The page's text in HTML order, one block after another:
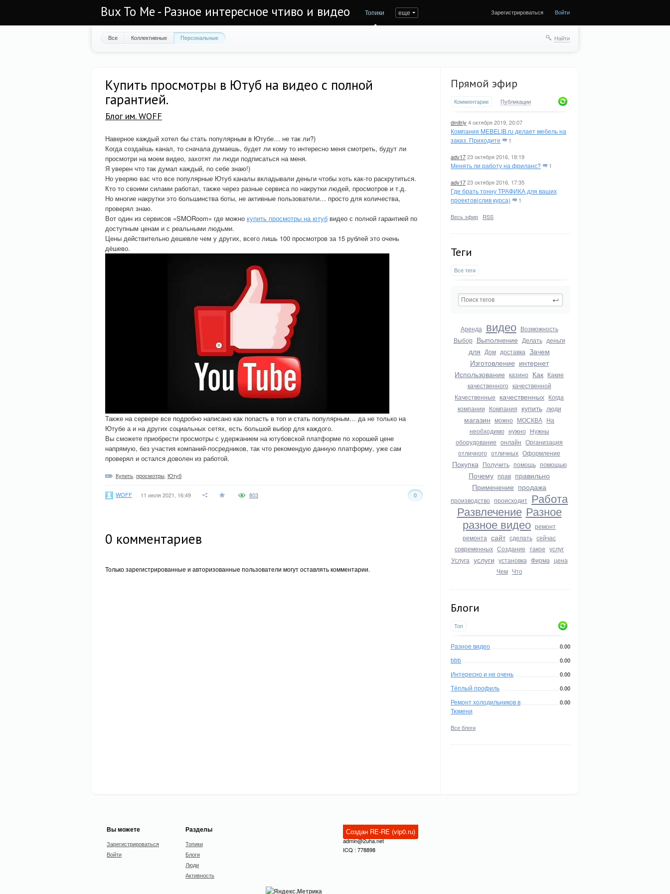
Bux To Me - Разное интересное чтиво и видео Топики еще Зарегистрироваться Войти
Все Коллективные Персональные Найти
Прямой эфир
Комментарии Публикации
dmitriy 4 октября 2019, 20:07
Компания MEBELIB.ru делает мебель на
заказ. Приходите
1
adv1723 октября 2016, 18:19
Менять ли работу на фриланс? 1
adv1723 октября 2016, 17:35
Где брать тонну ТРАФИКА для ваших
проектов(слив курса)
1
Весь эфир · RSS
Теги
Все теги
Аренда видео Возможность
Выбор Выполнение Делать деньги
для Дом доставка Зачем
Изготовление интернет
Использование казино Как Какие
качественного качественной
Качественные качественных Когда
компании Компания купить люди
магазин можно МОСКВА На
необходимо нужно Нужны
оборудование онлайн Организация
отличного отличных Оформление
Покупка Получить помощь помощью
Почему прав правильно
Применение продажа
производство происходит Работа
Развлечение Разное
разное видео ремонт
ремонта сайт сделать сейчас
современных Создание такое услуг
Услуга услуги установка Фирма цена
Чем Что
Блоги
Топ
Разное видео 0.00
bbb 0.00
Интересно и не очень 0.00
Тёплый профиль 0.00
Ремонт холодильников в
Тюмени
0.00
Все блоги
Купить просмотры в Ютуб на видео с полной
гарантией.
Блог им. WOFF
Наверное каждый хотел бы стать популярным в Ютубе… не так ли?)
Когда создаёшь канал, то сначала думаешь, будет ли кому то интересно меня смотреть, будут ли
просмотри на моем видео, захотят ли люди подписаться на меня.
Я уверен что так думал каждый, по себе знаю!)
Но уверяю вас что все популярные Ютуб каналы вкладывали деньги чтобы хоть как-то раскрутиться.
Кто то своими силами работал, также через разные сервиса по накрутки людей, просмотров и т.д.
Но многие накрутки это большинства боты, не активные пользователи… просто для количества,
проверял знаю.
Вот один из сервисов «SMORoom» где можно купить просмотры на ютуб видео с полной гарантией по
доступным ценам и с реальными людьми.
Цены действительно дешевле чем у других, всего лишь 100 просмотров за 15 рублей это очень
дёшево.
Также на сервере все подробно написано как попасть в топ и стать популярным… да не только на
Ютубе а и на других социальных сетях, есть большой выбор для каждого.
Вы сможете приобрести просмотры с удержанием на ютубовской платформе по хорошей цене
напрямую, без участия компаний-посредников, так что рекомендую данную платформу, уже сам
проверял и остался доволен из работой.
Купить просмотры Ютуб
WOFF 11 июля 2021, 16:49 0
803
0 комментариев
Только зарегистрированные и авторизованные пользователи могут оставлять комментарии.
Вы можете
Зарегистрироваться
Войти
Разделы
Топики
Блоги
Люди
Активность
Создан RE-RE (vip0.ru)
admin@2uha.net
ICQ : 778898